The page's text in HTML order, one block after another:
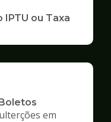
ou Taxa
em